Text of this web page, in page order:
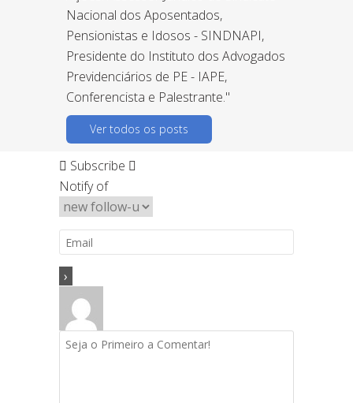
Nacional dos Aposentados,
Pensionistas e Idosos - SINDNAPI,
Presidente do Instituto dos Advogados
Previdenciários de PE - IAPE,
Conferencista e Palestrante."
Ver todos os posts
Subscribe
Notify of